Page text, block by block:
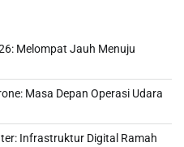
Melompat Jauh Menuju
Masa Depan Operasi Udara
Infrastruktur Digital Ramah